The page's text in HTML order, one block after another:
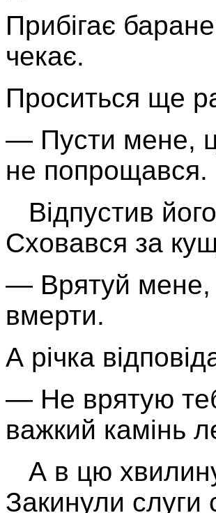
Прибігає
чекає.
Проситься ще
— Пусти мене,
не попрощався.
Відпустив
Сховав­ся за
— Врятуй мене,
вмерти.
А річка
— Не врятую
важкий камінь
А в цю хвилину
Закинули слуги